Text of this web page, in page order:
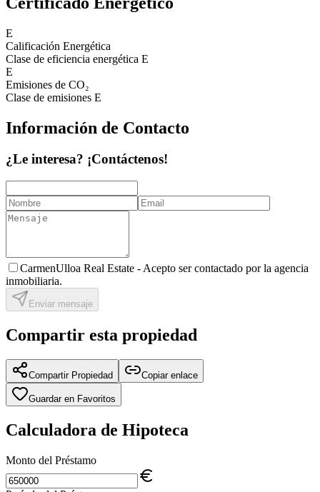
E
Calificación Energética
Clase de eficiencia energética E
E
Emisiones de CO₂
Clase de emisiones E
Información de Contacto
¿Le interesa? ¡Contáctenos!
CarmenUlloa Real Estate - Acepto ser contactado por la agencia
inmobiliaria.
Enviar mensaje
Compartir esta propiedad
Compartir Propiedad Copiar enlace
Guardar en Favoritos
Calculadora de Hipoteca
Monto del Préstamo